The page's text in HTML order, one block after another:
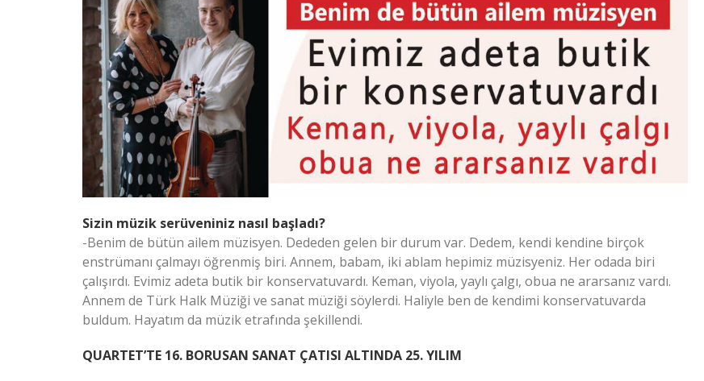
Sizin müzik serüveniniz nasıl başladı?
-Benim de bütün ailem müzisyen. Dededen gelen bir durum var. Dedem, kendi kendine birçok
enstrümanı çalmayı öğrenmiş biri. Annem, babam, iki ablam hepimiz müzisyeniz. Her odada biri
çalışırdı. Evimiz adeta butik bir konservatuvardı. Keman, viyola, yaylı çalgı, obua ne ararsanız vardı.
Annem de Türk Halk Müziği ve sanat müziği söylerdi. Haliyle ben de kendimi konservatuvarda
buldum. Hayatım da müzik etrafında şekillendi.
QUARTET’TE 16. BORUSAN SANAT ÇATISI ALTINDA 25. YILIM